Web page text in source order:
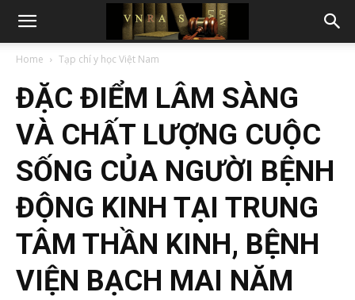
Home Tạp chí y học Việt Nam
ĐẶC ĐIỂM LÂM SÀNG
VÀ CHẤT LƯỢNG CUỘC
SỐNG CỦA NGƯỜI BỆNH
ĐỘNG KINH TẠI TRUNG
TÂM THẦN KINH, BỆNH
VIỆN BẠCH MAI NĂM